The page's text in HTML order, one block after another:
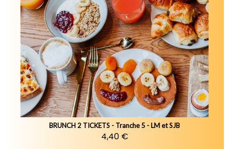
BRUNCH 2 TICKETS - Tranche 5 - LM et SJB
4,40 €